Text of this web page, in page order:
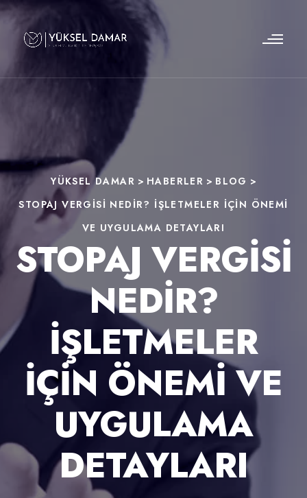
YÜKSEL DAMAR > HABERLER > BLOG >
STOPAJ VERGISI NEDIR? İŞLETMELER İÇIN ÖNEMI
VE UYGULAMA DETAYLARI
STOPAJ VERGISI
NEDIR?
İŞLETMELER
İÇIN ÖNEMI VE
UYGULAMA
DETAYLARI